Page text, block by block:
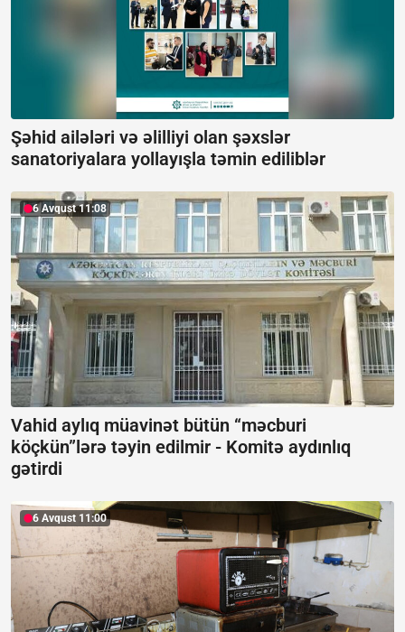
Şəhid ailələri və əlilliyi olan şəxslər
sanatoriyalara yollayışla təmin ediliblər
6 Avqust 11:08
Vahid aylıq müavinət bütün “məcburi
köçkün”lərə təyin edilmir - Komitə aydınlıq
gətirdi
6 Avqust 11:00